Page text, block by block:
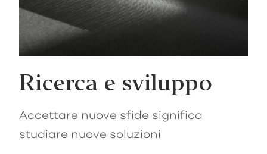
Ricerca e sviluppo
Accettare nuove sfide significa
studiare nuove soluzioni